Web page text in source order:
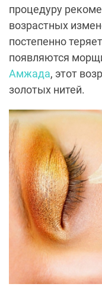
процедуру
возрастных
постепенно
появляются
Амжада, этот
золотых нитей.